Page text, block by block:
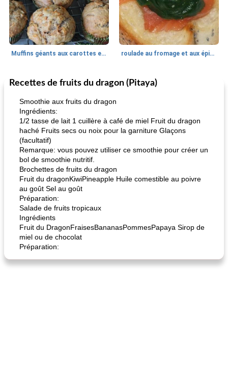
Muffins géants aux carottes et à la banane de Nif roulade au fromage et aux épinards
30 min
Marques de confiance: recettes et
fiesta tostadas
Viande et volaille
le méga's jopp joes
Recettes de fruits du dragon (Pitaya)
Smoothie aux fruits du dragon
Ingrédients:
1/2 tasse de lait 1 cuillère à café de miel Fruit du dragon
haché Fruits secs ou noix pour la garniture Glaçons
(facultatif)
Remarque: vous pouvez utiliser ce smoothie pour créer un
bol de smoothie nutritif.
Brochettes de fruits du dragon
Fruit du dragonKiwiPineapple Huile comestible au poivre
au goût Sel au goût
Préparation:
Salade de fruits tropicaux
Ingrédients
Fruit du DragonFraisesBananasPommesPapaya Sirop de
miel ou de chocolat
Préparation: